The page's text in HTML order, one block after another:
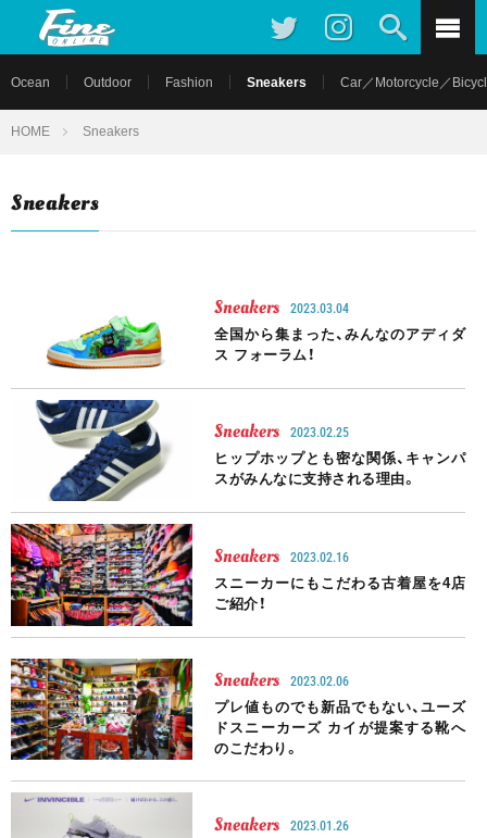
Ocean Outdoor Fashion Sneakers Car／Motorcycle／
HOME Sneakers
Sneakers
Sneakers 2023.03.04
全国から集まった、みんなのアディダ
ス フォーラム！
Sneakers 2023.02.25
ヒップホップとも密な関係、キャンパ
スがみんなに支持される理由。
Sneakers 2023.02.16
スニーカーにもこだわる古着屋を4店
ご紹介！
Sneakers 2023.02.06
プレ値ものでも新品でもない、ユーズ
ドスニーカーズ カイが提案する靴へ
のこだわり。
Sneakers 2023.01.26